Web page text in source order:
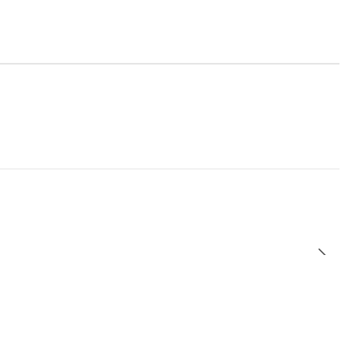
Red lineales
que prefieren una sensación suave al presionar